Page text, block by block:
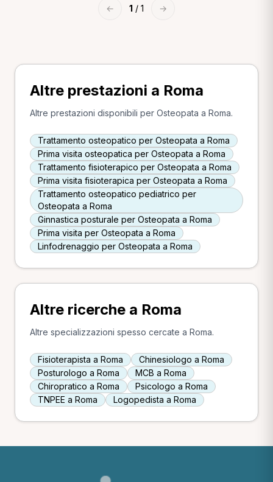
← 1 / 1 →
Altre prestazioni a Roma
Altre prestazioni disponibili per Osteopata a Roma.
Trattamento osteopatico per Osteopata a Roma
Prima visita osteopatica per Osteopata a Roma
Trattamento fisioterapico per Osteopata a Roma
Prima visita fisioterapica per Osteopata a Roma
Trattamento osteopatico pediatrico per
Osteopata a Roma
Ginnastica posturale per Osteopata a Roma
Prima visita per Osteopata a Roma
Linfodrenaggio per Osteopata a Roma
Altre ricerche a Roma
Altre specializzazioni spesso cercate a Roma.
Fisioterapista a Roma
Chinesiologo a Roma
Posturologo a Roma
MCB a Roma
Chiropratico a Roma
Psicologo a Roma
TNPEE a Roma
Logopedista a Roma